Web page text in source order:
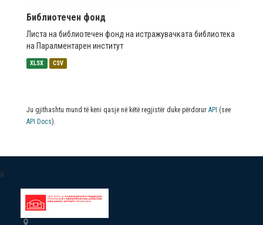
Библиотечен фонд
Листа на библиотечен фонд на истражувачката библиотека
на Паралментарен институт
XLSX CSV
Ju gjithashtu mund të keni qasje në këtë regjistër duke përdorur API (see
API Docs).
a